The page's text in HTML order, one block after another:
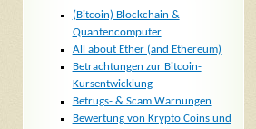
(Bitcoin) Blockchain &
Quantencomputer
All about Ether (and Ethereum)
Betrachtungen zur Bitcoin-
Kursentwicklung
Betrugs- & Scam Warnungen
Bewertung von Krypto Coins und